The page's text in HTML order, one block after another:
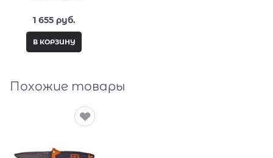
1 655 руб.
В КОРЗИНУ
Похожие товары